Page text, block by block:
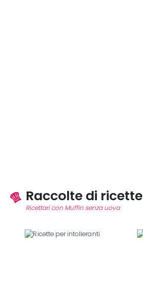
Raccolte di ricette
Ricettari con Muffin senza uova